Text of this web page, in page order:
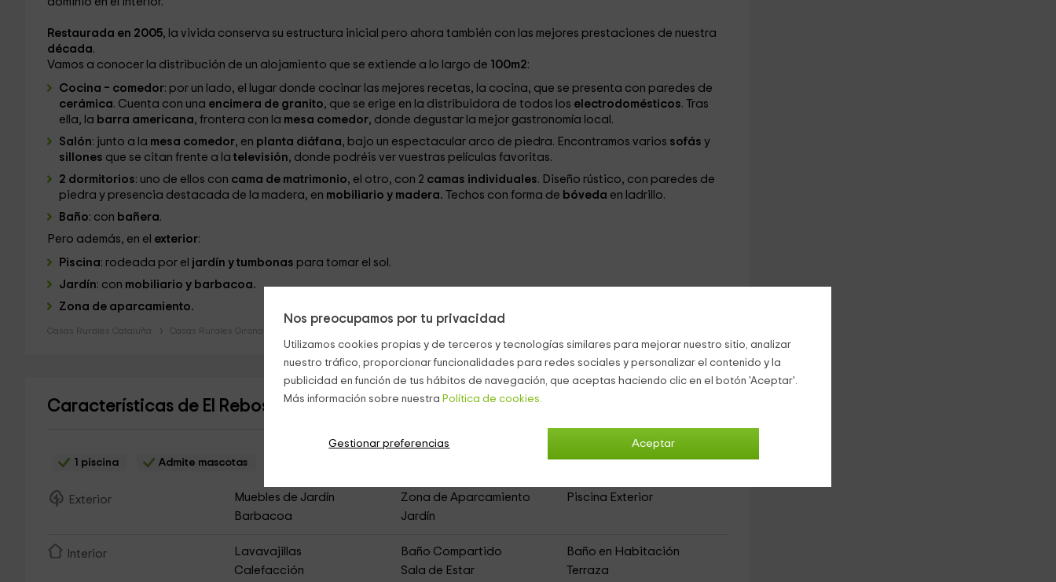
Nos preocupamos por tu privacidad
Utilizamos cookies propias y de terceros y tecnologías similares para mejorar nuestro sitio, analizar
nuestro tráfico, proporcionar funcionalidades para redes sociales y personalizar el contenido y la
publicidad en función de tus hábitos de navegación, que aceptas haciendo clic en el botón 'Aceptar'.
Más información sobre nuestra Política de cookies.
Aceptar
Gestionar preferencias
Restaurada en 2005, la vivida conserva su estructura inicial pero ahora también con las mejores prestaciones de nuestra
década.
Vamos a conocer la distribución de un alojamiento que se extiende a lo largo de 100m2:
Cocina – comedor: por un lado, el lugar donde cocinar las mejores recetas, la cocina, que se presenta con paredes de
cerámica. Cuenta con una encimera de granito, que se erige en la distribuidora de todos los electrodomésticos. Tras
ella, la barra americana, frontera con la mesa comedor, donde degustar la mejor gastronomía local.
Salón: junto a la mesa comedor, en planta diáfana, bajo un espectacular arco de piedra. Encontramos varios sofás y
sillones que se citan frente a la televisión, donde podréis ver vuestras películas favoritas.
2 dormitorios: uno de ellos con cama de matrimonio, el otro, con 2 camas individuales. Diseño rústico, con paredes de
piedra y presencia destacada de la madera, en mobiliario y madera. Techos con forma de bóveda en ladrillo.
Baño: con bañera.
Pero además, en el exterior:
Piscina: rodeada por el jardín y tumbonas para tomar el sol.
Jardín: con mobiliario y barbacoa.
Zona de aparcamiento.
Casas Rurales Cataluña Casas Rurales Girona
Características de El Rebost de Mas Vilà(Casa Rural de Alquiler Íntegro)
1 piscina Admite mascotas
Exterior Muebles de Jardín Zona de Aparcamiento
Piscina Exterior
Barbacoa
Jardín
Interior Lavavajillas Baño Compartido
Baño en Habitación
Calefacción
Sala de Estar
Terraza